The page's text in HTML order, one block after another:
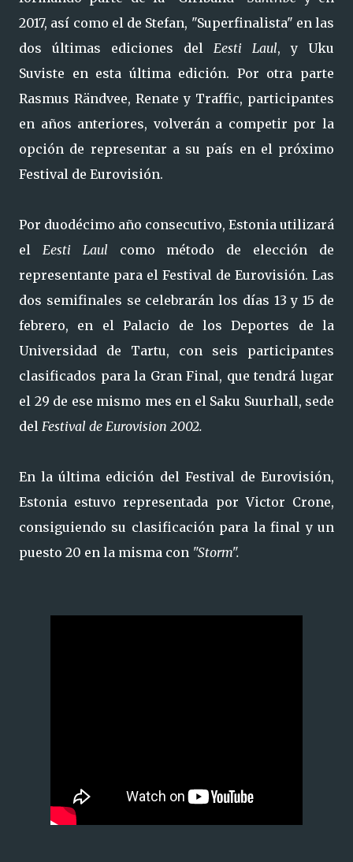
2017, así como el de Stefan, "Superfinalista" en las
dos últimas ediciones del Eesti Laul, y Uku
Suviste en esta última edición. Por otra parte
Rasmus Rändvee, Renate y Traffic, participantes
en años anteriores, volverán a competir por la
opción de representar a su país en el próximo
Festival de Eurovisión.
Por duodécimo año consecutivo, Estonia utilizará
el Eesti Laul como método de elección de
representante para el Festival de Eurovisión. Las
dos semifinales se celebrarán los días 13 y 15 de
febrero, en el Palacio de los Deportes de la
Universidad de Tartu, con seis participantes
clasificados para la Gran Final, que tendrá lugar
el 29 de ese mismo mes en el Saku Suurhall, sede
del Festival de Eurovision 2002.
En la última edición del Festival de Eurovisión,
Estonia estuvo representada por Victor Crone,
consiguiendo su clasificación para la final y un
puesto 20 en la misma con "Storm".